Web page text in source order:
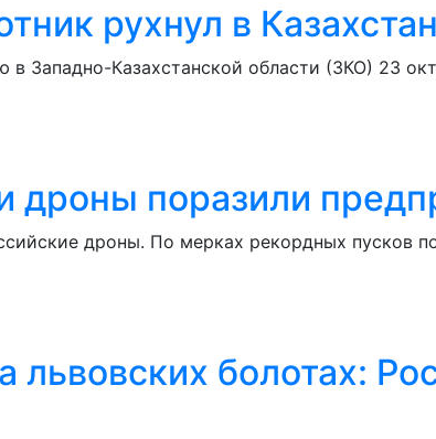
рухнул в
Западно-Казахстанской области (ЗКО) 23
дроны поразили
дроны. По мерках рекордных пусков
львовских болотах: